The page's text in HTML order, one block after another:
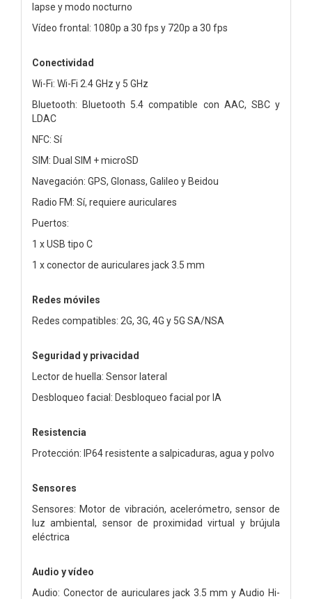
lapse y modo nocturno
Vídeo frontal: 1080p a 30 fps y 720p a 30 fps
Conectividad
Wi-Fi: Wi-Fi 2.4 GHz y 5 GHz
Bluetooth: Bluetooth 5.4 compatible con AAC, SBC y
LDAC
NFC: Sí
SIM: Dual SIM + microSD
Navegación: GPS, Glonass, Galileo y Beidou
Radio FM: Sí, requiere auriculares
Puertos:
1 x USB tipo C
1 x conector de auriculares jack 3.5 mm
Redes móviles
Redes compatibles: 2G, 3G, 4G y 5G SA/NSA
Seguridad y privacidad
Lector de huella: Sensor lateral
Desbloqueo facial: Desbloqueo facial por IA
Resistencia
Protección: IP64 resistente a salpicaduras, agua y polvo
Sensores
Sensores: Motor de vibración, acelerómetro, sensor de
luz ambiental, sensor de proximidad virtual y brújula
eléctrica
Audio y vídeo
Audio: Conector de auriculares jack 3.5 mm y Audio Hi-